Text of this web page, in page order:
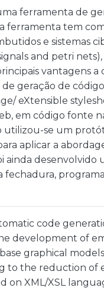
ferramenta de
ferramenta tem
e sistemas
and petri
vantagens
geração de
eXtensible
em código fonte
utilizou-se um
aplicar a
ainda desenvolvido
code
development of
graphical
to the reduction of
on XML/XSL